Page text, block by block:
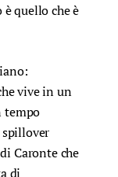
è quello che è
vive in un
tempo
Caronte che
di